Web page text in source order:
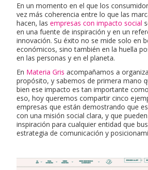
En un momento en el que los
vez más coherencia entre lo que las
hacen, las empresas con impacto social
en una fuente de inspiración y en un
innovación. Su éxito no se mide solo en
económicos, sino también en la huella
en las personas y en el planeta.
En Materia Gris acompañamos a
propósito, y sabemos de primera mano
bien ese impacto es tan importante
eso, hoy queremos compartir cinco
empresas que están demostrando que
con una misión social clara, y que
inspiración para cualquier entidad que
estrategia de comunicación y